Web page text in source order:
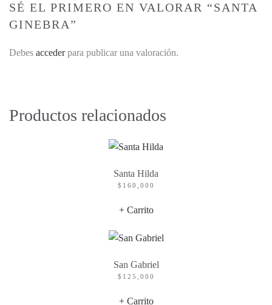
SÉ EL PRIMERO EN VALORAR “SANTA
GINEBRA”
Debes accederpara publicar una valoración.
Productos relacionados
Santa Hilda
$ 160,000
+ Carrito
San Gabriel
$ 125,000
+ Carrito